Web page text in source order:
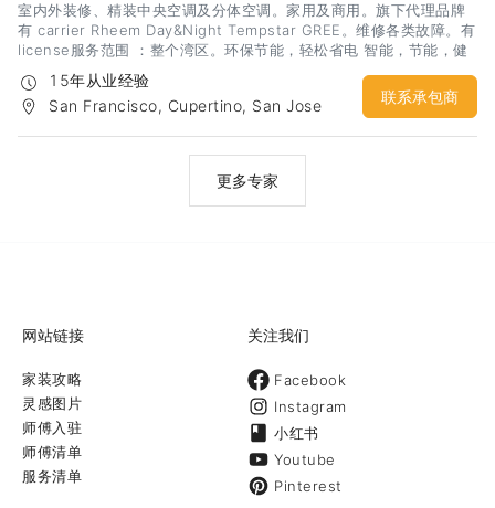
室内外装修、精装中央空调及分体空调。家用及商用。旗下代理品牌
有 carrier Rheem Day&Night Tempstar GREE。维修各类故障。有
license服务范围 ：整个湾区。环保节能，轻松省电 智能，节能，健
康生活。
15年从业经验
San Francisco, Cupertino, San Jose
联系承包商
更多专家
网站链接
家装攻略
灵感图片
师傅入驻
师傅清单
服务清单
关注我们
Facebook
Instagram
小红书
Youtube
Pinterest